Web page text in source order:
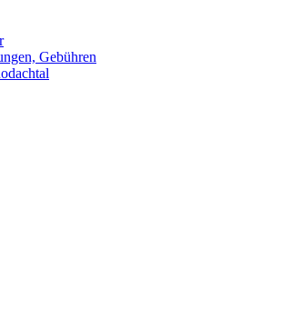
Gebühren